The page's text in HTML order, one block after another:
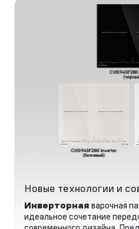
Новые технологии и
Инверторная варочная
идеальное сочетание